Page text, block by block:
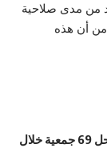
من مدى صلاحية
من أن هذه
التنمية الاجتماعية : تسجيل 14 جمعية جديدة وحل 69 جمعية خلال